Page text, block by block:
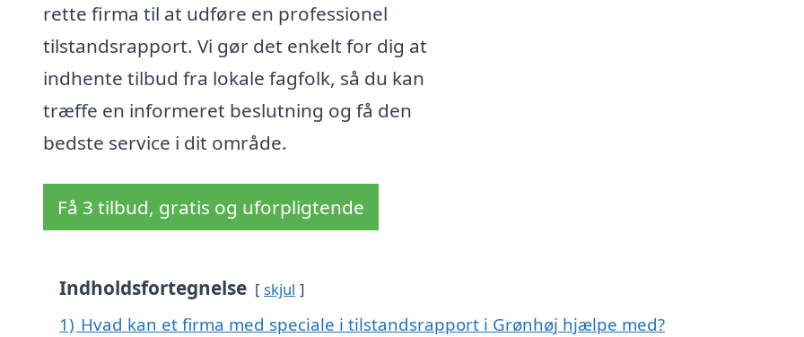
rette firma til at udføre en professionel
tilstandsrapport. Vi gør det enkelt for dig at
indhente tilbud fra lokale fagfolk, så du kan
træffe en informeret beslutning og få den
bedste service i dit område.
Få 3 tilbud, gratis og uforpligtende
Indholdsfortegnelse skjul
1) Hvad kan et firma med speciale i tilstandsrapport i Grønhøj hjælpe med?